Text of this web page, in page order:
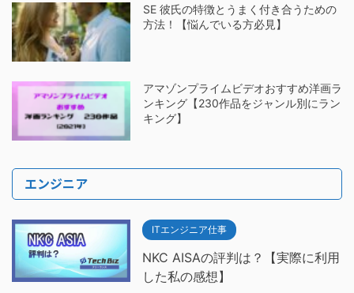
SE 彼氏の特徴とうまく付き合うための
方法！【悩んでいる方必見】
アマゾンプライムビデオおすすめ洋画ラ
ンキング【230作品をジャンル別にラン
キング】
エンジニア
ITエンジニア仕事
NKC AISAの評判は？【実際に利用
した私の感想】